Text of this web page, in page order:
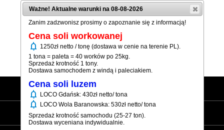
(+48) 12 333 73 21
Strona główna
Sól workowana
Ważne! Aktualne warunki na 08-08-2026
Zanim zadzwonisz prosimy o zapoznanie się z informacją!
Cena soli workowanej
notifications 1250zł netto / tonę (dostawa w cenie na terenie PL).
1 tona = paleta = 40 worków po 25kg.
Sprzedaż krotność 1 tony.
Dostawa samochodem z windą i paleciakiem.
Cena soli luzem
notifications LOCO Gdańsk: 430zł netto/ tona
notifications LOCO Wola Baranowska: 530zł netto/ tona
Sprzedaż krotność samochodu (25-27 ton).
Dostawa wyceniana indywidualnie.